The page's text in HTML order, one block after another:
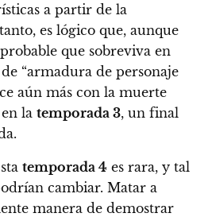
a partir de la
es lógico que, aunque
que sobreviva en
“armadura de personaje
aún más con la muerte
en la temporada 3, un final
temporada 4 es rara, y tal
cambiar. Matar a
manera de demostrar